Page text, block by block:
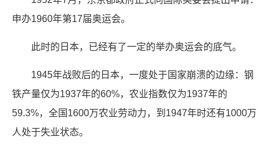
申办1960年第17届奥运会。
此时的日本，已经有了一定的举办奥运会的底气。
1945年战败后的日本，一度处于国家崩溃的边缘：钢
铁产量仅为1937年的60%，农业指数仅为1937年的
59.3%，全国1600万农业劳动力，到1947年时还有1000万
人处于失业状态。